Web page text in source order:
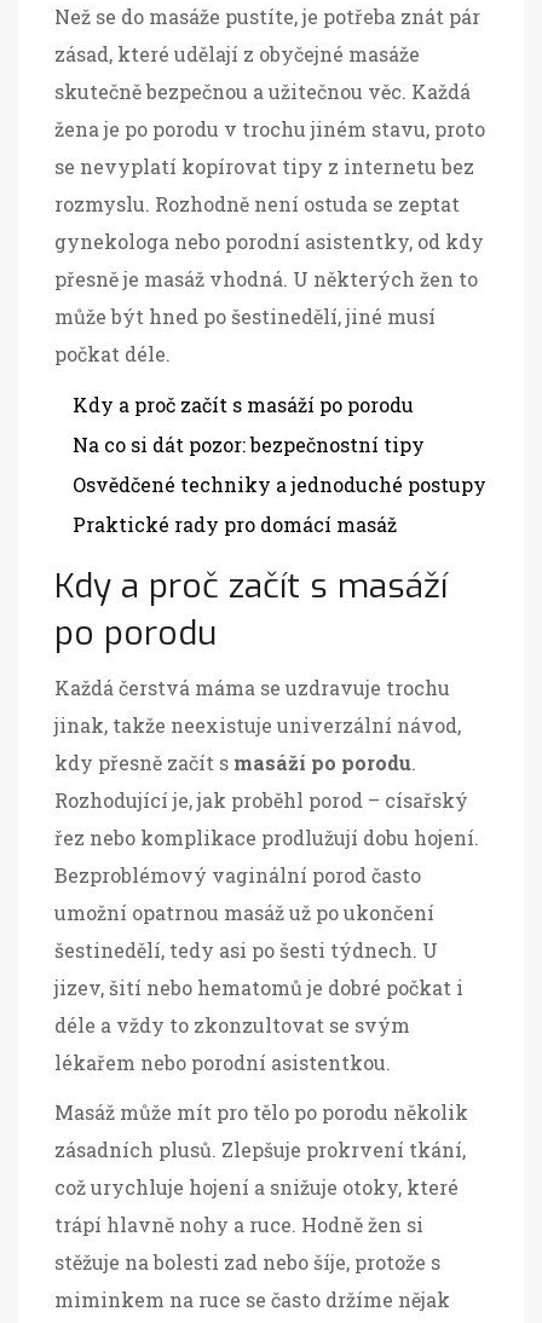
Než se do masáže pustíte, je potřeba znát pár
zásad, které udělají z obyčejné masáže
skutečně bezpečnou a užitečnou věc. Každá
žena je po porodu v trochu jiném stavu, proto
se nevyplatí kopírovat tipy z internetu bez
rozmyslu. Rozhodně není ostuda se zeptat
gynekologa nebo porodní asistentky, od kdy
přesně je masáž vhodná. U některých žen to
může být hned po šestinedělí, jiné musí
počkat déle.
Kdy a proč začít s masáží po porodu
Na co si dát pozor: bezpečnostní tipy
Osvědčené techniky a jednoduché postupy
Praktické rady pro domácí masáž
Kdy a proč začít s masáží
po porodu
Každá čerstvá máma se uzdravuje trochu
jinak, takže neexistuje univerzální návod,
kdy přesně začít s masáží po porodu.
Rozhodující je, jak proběhl porod – císařský
řez nebo komplikace prodlužují dobu hojení.
Bezproblémový vaginální porod často
umožní opatrnou masáž už po ukončení
šestinedělí, tedy asi po šesti týdnech. U
jizev, šití nebo hematomů je dobré počkat i
déle a vždy to zkonzultovat se svým
lékařem nebo porodní asistentkou.
Masáž může mít pro tělo po porodu několik
zásadních plusů. Zlepšuje prokrvení tkání,
což urychluje hojení a snižuje otoky, které
trápí hlavně nohy a ruce. Hodně žen si
stěžuje na bolesti zad nebo šíje, protože s
miminkem na ruce se často držíme nějak